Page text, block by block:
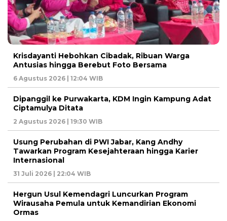
Krisdayanti Hebohkan Cibadak, Ribuan Warga
Antusias hingga Berebut Foto Bersama
6 Agustus 2026 | 12:04 WIB
Dipanggil ke Purwakarta, KDM Ingin Kampung Adat
Ciptamulya Ditata
2 Agustus 2026 | 19:30 WIB
Usung Perubahan di PWI Jabar, Kang Andhy
Tawarkan Program Kesejahteraan hingga Karier
Internasional
31 Juli 2026 | 22:04 WIB
Hergun Usul Kemendagri Luncurkan Program
Wirausaha Pemula untuk Kemandirian Ekonomi
Ormas